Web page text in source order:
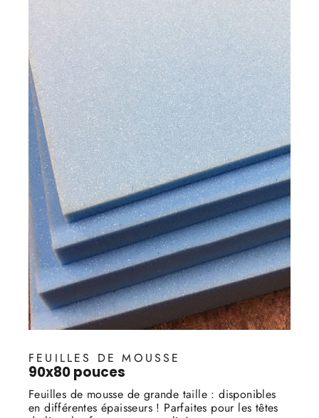
FEUILLES DE MOUSSE
90x80 pouces
Feuilles de mousse de grande taille : disponibles
en différentes épaisseurs ! Parfaites pour les têtes